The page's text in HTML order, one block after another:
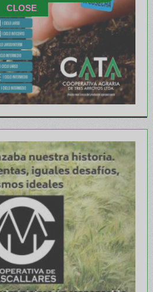
CLOSE